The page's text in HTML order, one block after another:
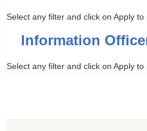
Select any filter and click on Apply to
Information
Select any filter and click on Apply to